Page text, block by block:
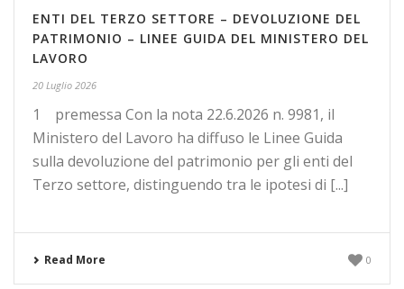
ENTI DEL TERZO SETTORE – DEVOLUZIONE DEL
PATRIMONIO – LINEE GUIDA DEL MINISTERO DEL
LAVORO
20 Luglio 2026
1 premessa Con la nota 22.6.2026 n. 9981, il
Ministero del Lavoro ha diffuso le Linee Guida
sulla devoluzione del patrimonio per gli enti del
Terzo settore, distinguendo tra le ipotesi di [...]
Read More 0